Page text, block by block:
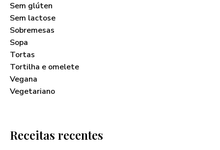
Sem glúten
Sem lactose
Sobremesas
Sopa
Tortas
Tortilha e omelete
Vegana
Vegetariano
Receitas recentes